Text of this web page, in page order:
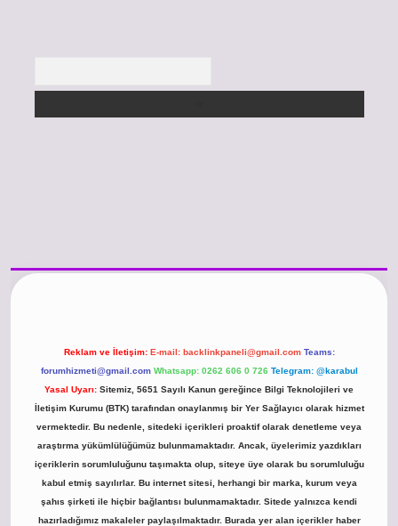
Reklam ve İletişim: E-mail: backlinkpaneli@gmail.com Teams:
forumhizmeti@gmail.com Whatsapp: 0262 606 0 726 Telegram: @karabul
Yasal Uyarı: Sitemiz, 5651 Sayılı Kanun gereğince Bilgi Teknolojileri ve
İletişim Kurumu (BTK) tarafından onaylanmış bir Yer Sağlayıcı olarak hizmet
vermektedir. Bu nedenle, sitedeki içerikleri proaktif olarak denetleme veya
araştırma yükümlülüğümüz bulunmamaktadır. Ancak, üyelerimiz yazdıkları
içeriklerin sorumluluğunu taşımakta olup, siteye üye olarak bu sorumluluğu
kabul etmiş sayılırlar. Bu internet sitesi, herhangi bir marka, kurum veya
şahıs şirketi ile hiçbir bağlantısı bulunmamaktadır. Sitede yalnızca kendi
hazırladığımız makaleler paylaşılmaktadır. Burada yer alan içerikler haber